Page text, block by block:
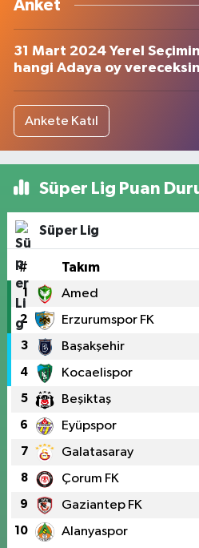
Anket
31 Mart 2024 Yerel
hangi Adaya oy
Ankete Katıl
Süper Lig Puan
Süper Lig
# Takım
1 Amed
2 Erzurumspor FK
3 Başakşehir
4 Kocaelispor
5 Beşiktaş
6 Eyüpspor
7 Galatasaray
8 Çorum FK
9 Gaziantep FK
10 Alanyaspor